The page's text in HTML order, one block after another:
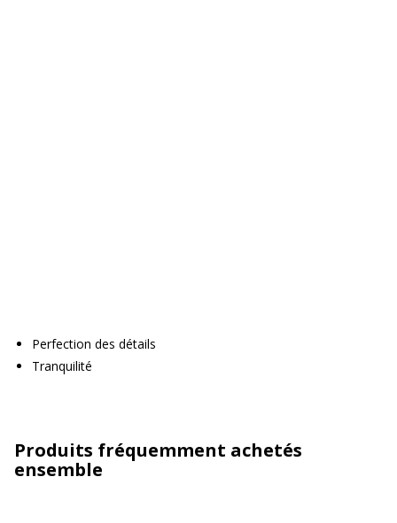
Perfection des détails
Tranquilité
Produits fréquemment achetés
ensemble